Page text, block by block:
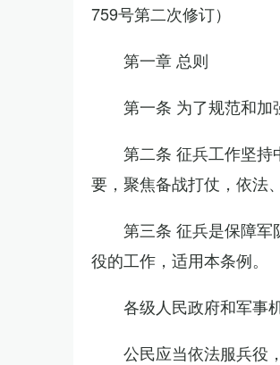
759号第二次修订）
第一章 总则
第一条 为了规范和加
第二条 征兵工作坚
要，聚焦备战打仗，依法
第三条 征兵是保障
役的工作，适用本条例。
各级人民政府和军事
公民应当依法服兵役